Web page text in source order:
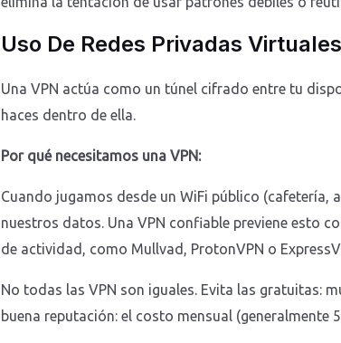
Uso De Redes Privadas Virtuales
Una VPN actúa como un túnel cifrado entre tu
haces dentro de ella.
Por qué necesitamos una VPN:
Cuando jugamos desde un WiFi público
nuestros datos. Una VPN confiable previene esto
de actividad, como Mullvad, ProtonVPN o
No todas las VPN son iguales. Evita las gratuitas:
buena reputación: el costo mensual